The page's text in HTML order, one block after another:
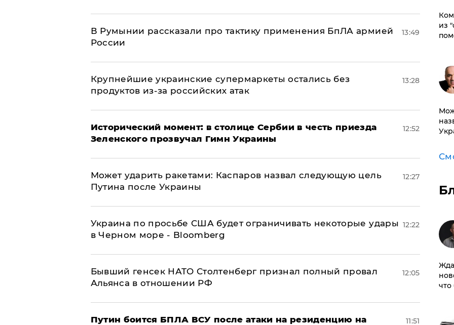
В Румынии рассказали про тактику применения БпЛА армией
России
13:49
Крупнейшие украинские супермаркеты остались без
продуктов из-за российских атак
13:28
Исторический момент: в столице Сербии в честь приезда
Зеленского прозвучал Гимн Украины
12:52
Может ударить ракетами: Каспаров назвал следующую цель
Путина после Украины
12:27
Украина по просьбе США будет ограничивать некоторые удары
в Черном море - Bloomberg
12:22
Бывший генсек НАТО Столтенберг признал полный провал
Альянса в отношении РФ
12:05
Путин боится БПЛА ВСУ после атаки на резиденцию на 11:51
из
что